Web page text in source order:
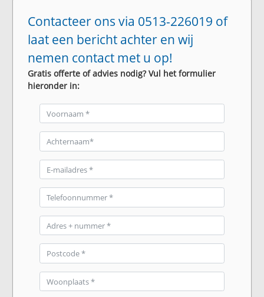
Contacteer ons via 0513-226019 of
laat een bericht achter en wij
nemen contact met u op!
Gratis offerte of advies nodig? Vul het formulier
hieronder in: